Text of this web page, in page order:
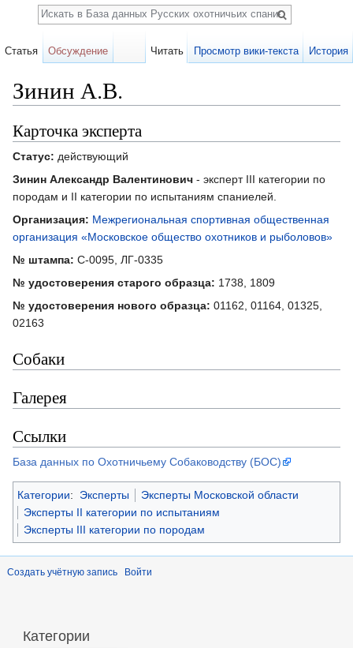
Зинин А.В.
Карточка эксперта
Статус: действующий
Зинин Александр Валентинович - эксперт III категории по
породам и II категории по испытаниям спаниелей.
Организация: Межрегиональная спортивная общественная
организация «Московское общество охотников и рыболовов»
№ штампа: С-0095, ЛГ-0335
№ удостоверения старого образца: 1738, 1809
№ удостоверения нового образца: 01162, 01164, 01325,
02163
Собаки
Галерея
Ссылки
База данных по Охотничьему Собаководству (БОС)
Категории: Эксперты
Эксперты Московской области
Эксперты II категории по испытаниям
Эксперты III категории по породам
Создать учётную запись Войти
Статья Обсуждение Читать Просмотр вики-текста История
Поиск
Категории